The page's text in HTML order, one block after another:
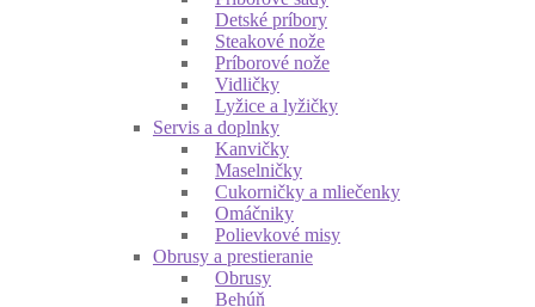
Detské príbory
Steakové nože
Príborové nože
Vidličky
Lyžice a lyžičky
Servis a doplnky
Kanvičky
Maselničky
Cukorničky a mliečenky
Omáčniky
Polievkové misy
Obrusy a prestieranie
Obrusy
Behúň